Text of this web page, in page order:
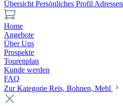
Übersicht Persönliches Profil Adressen
Home
Angebote
Über Uns
Prospekte
Tourenplan
Kunde werden
FAQ
Zur Kategorie Reis, Bohnen, Mehl